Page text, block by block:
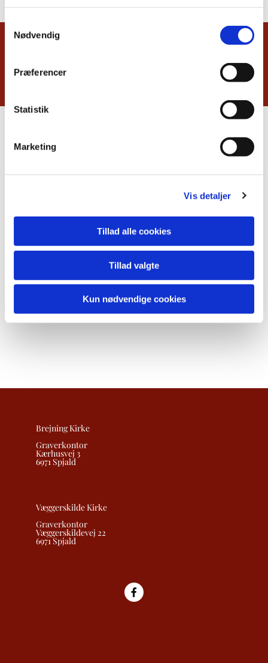
Samtykkevalg
Nødvendig
Præferencer
Statistik
Marketing
Vis detaljer
Tillad alle cookies
Tillad valgte
Kun nødvendige cookies
Du vil måske også kunne lide...
Brejning Kirke
Graverkontor
Kærhusvej 3
6971 Spjald
Væggerskilde Kirke
Graverkontor
Væggerskildevej 22
6971 Spjald